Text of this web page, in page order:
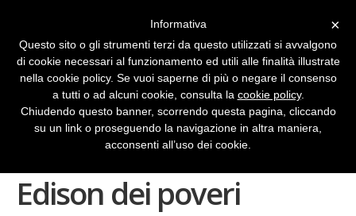
La lampada del Thomas
Edison dei poveri
×
Informativa
Questo sito o gli strumenti terzi da questo utilizzati si avvalgono
di cookie necessari al funzionamento ed utili alle finalità illustrate
nella cookie policy. Se vuoi saperne di più o negare il consenso
a tutti o ad alcuni cookie, consulta la cookie policy.
Chiudendo questo banner, scorrendo questa pagina, cliccando
su un link o proseguendo la navigazione in altra maniera,
acconsenti all’uso dei cookie.